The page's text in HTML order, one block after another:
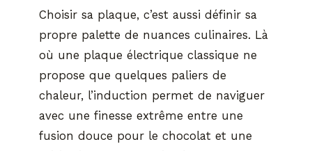
Choisir sa plaque, c’est aussi définir sa
propre palette de nuances culinaires. Là
où une plaque électrique classique ne
propose que quelques paliers de
chaleur, l’induction permet de naviguer
avec une finesse extrême entre une
fusion douce pour le chocolat et une